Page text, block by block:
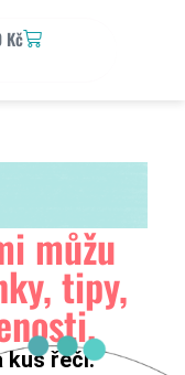
Kč
můžu
tipy,
kus řeči.